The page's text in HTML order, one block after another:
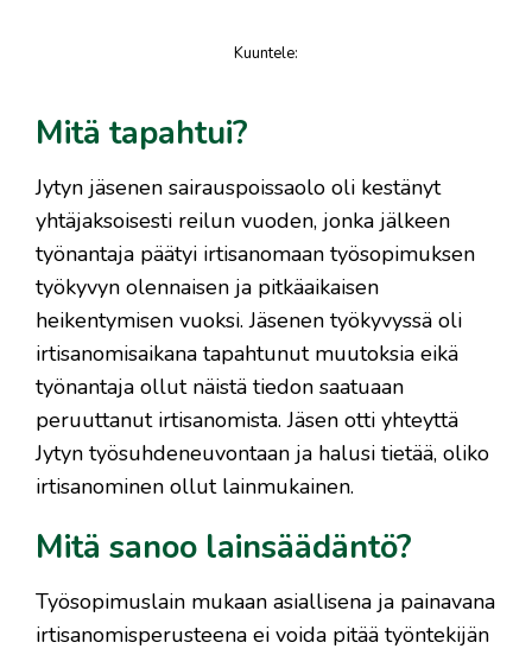
Kuuntele:
Mitä tapahtui?
Jytyn jäsenen sairauspoissaolo oli kestänyt
yhtäjaksoisesti reilun vuoden, jonka jälkeen
työnantaja päätyi irtisanomaan työsopimuksen
työkyvyn olennaisen ja pitkäaikaisen
heikentymisen vuoksi. Jäsenen työkyvyssä oli
irtisanomisaikana tapahtunut muutoksia eikä
työnantaja ollut näistä tiedon saatuaan
peruuttanut irtisanomista. Jäsen otti yhteyttä
Jytyn työsuhdeneuvontaan ja halusi tietää, oliko
irtisanominen ollut lainmukainen.
Mitä sanoo lainsäädäntö?
Työsopimuslain mukaan asiallisena ja painavana
irtisanomisperusteena ei voida pitää työntekijän